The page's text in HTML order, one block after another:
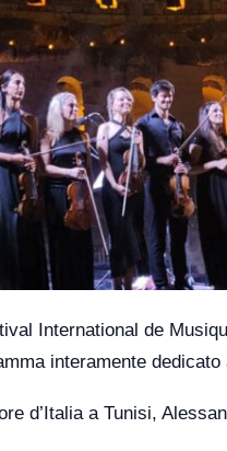
International de
interamente dedicato
d’Italia a Tunisi,